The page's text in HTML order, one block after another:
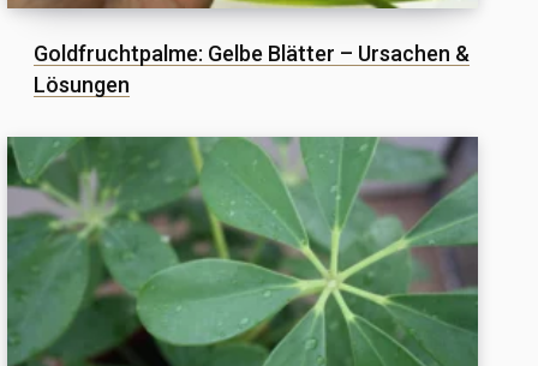
Goldfruchtpalme: Gelbe Blätter – Ursachen &
Lösungen